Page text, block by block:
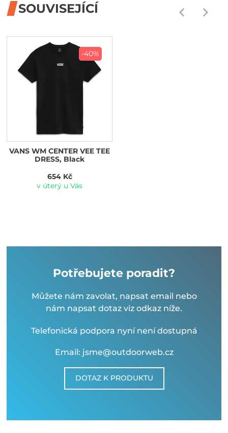
SOUVISEJÍCÍ
-40%
VANS WM CENTER VEE TEE
DRESS, Black
654 Kč
v úterý u Vás
Potřebujete poradit?
Můžete nám zavolat, napsat email nebo
nám napsat dotaz viz odkaz níže.
Telefonická podpora nyní není dostupná
Email: jsme@outdoorweb.cz
DOTAZ K PRODUKTU